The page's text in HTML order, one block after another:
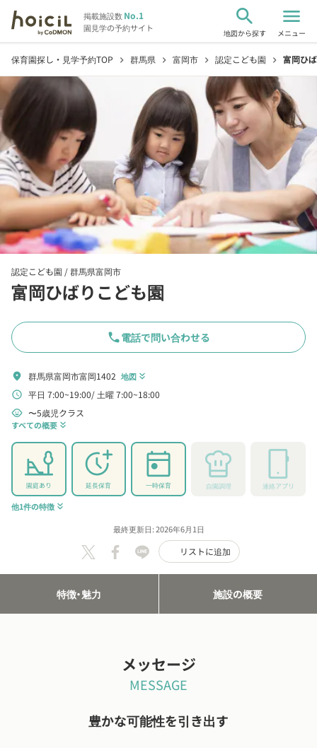
掲載施設数No.1
園見学の予約サイト
search
地図から探す
menu
メニュー
保育園探し・見学予約TOP chevron_right 群馬県 chevron_right 富岡市 chevron_right 認定こども園 chevron_right 富岡ひ
認定こども園 /群馬県富岡市
富岡ひばりこども園
phone電話で問い合わせる
location_on 群馬県富岡市富岡1402 地図 keyboard_double_arrow_down
schedule 平日 7:00~19:00 土曜 7:00~18:00
child_care 〜5歳児クラス
すべての概要 keyboard_double_arrow_down
園庭あり 延長保育 一時保育 自園調理 連絡アプリ
他1件の特徴 keyboard_double_arrow_down
最終更新日: 2026年6月1日
リストに追加
特徴・魅力 施設の概要
メッセージ
MESSAGE
豊かな可能性を引き出す